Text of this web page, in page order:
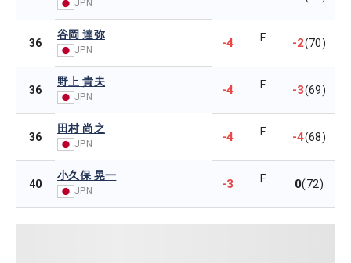
JPN
36
谷岡 達弥
JPN -4 F -2(70)
36
野上 貴夫
JPN -4 F -3(69)
36
田村 尚之
JPN -4 F -4(68)
40
小久保 晃一
JPN -3 F 0(72)